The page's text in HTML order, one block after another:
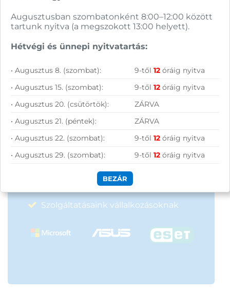
FELIRATKOZOM
Vásárolj nálunk!
Nagy raktárkészlet
Garanciavállalás
50 000 Ft felett ingyenes szállítás
Szolgáltatásaink vállalkozásoknak
Augusztusban szombatonként 8:00–12:00 között
tartunk nyitva (a megszokott 13:00 helyett).
Hétvégi és ünnepi nyitvatartás:
• Augusztus 8. (szombat): 9-től12 óráig nyitva
• Augusztus 15. (szombat):
9-től12 óráig nyitva
• Augusztus 20. (csütörtök):
ZÁRVA
• Augusztus 21. (péntek):
ZÁRVA
• Augusztus 22. (szombat):
9-től12 óráig nyitva
• Augusztus 29. (szombat):
9-től12 óráig nyitva
BEZÁR